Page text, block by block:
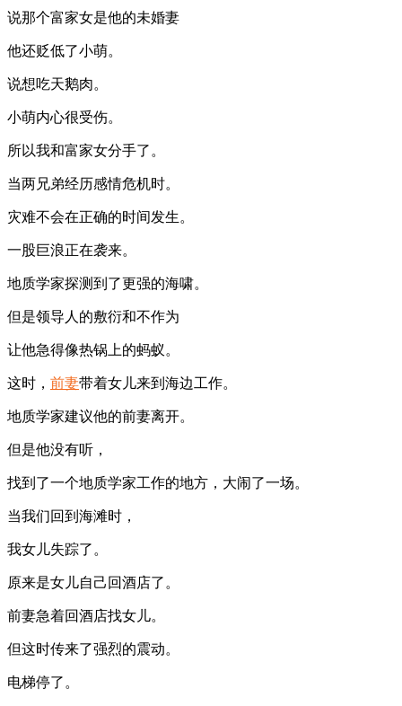
说那个富家女是他的未婚妻
他还贬低了小萌。
说想吃天鹅肉。
小萌内心很受伤。
所以我和富家女分手了。
当两兄弟经历感情危机时。
灾难不会在正确的时间发生。
一股巨浪正在袭来。
地质学家探测到了更强的海啸。
但是领导人的敷衍和不作为
让他急得像热锅上的蚂蚁。
这时， 前妻带着女儿来到海边工作。
地质学家建议他的前妻离开。
但是他没有听，
找到了一个地质学家工作的地方，大闹了一场。
当我们回到海滩时，
我女儿失踪了。
原来是女儿自己回酒店了。
前妻急着回酒店找女儿。
但这时传来了强烈的震动。
电梯停了。